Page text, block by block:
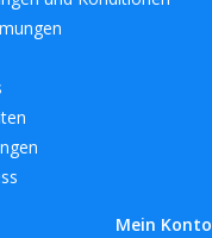
Mein Konto